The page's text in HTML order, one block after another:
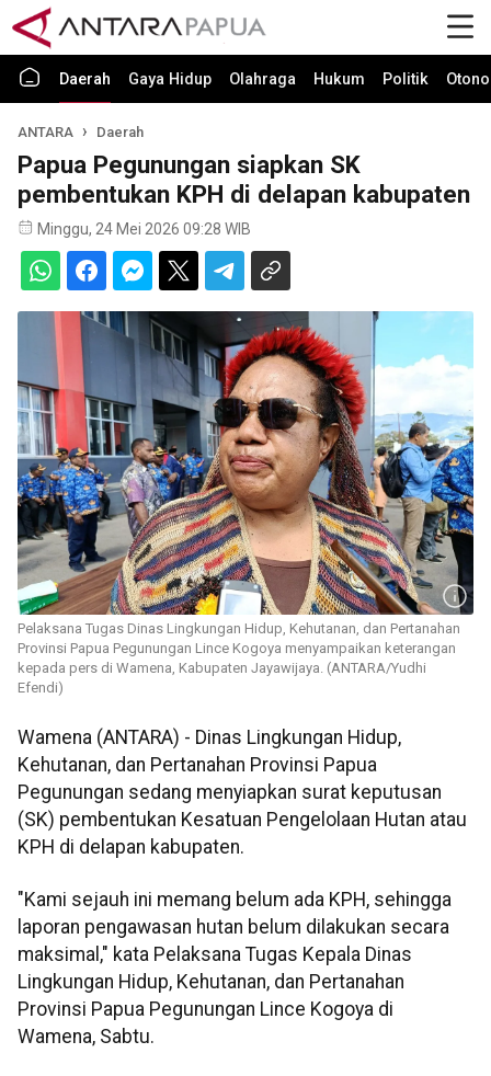
Daerah Gaya Hidup Olahraga Hukum Politik
ANTARA Daerah
Papua Pegunungan siapkan SK
pembentukan KPH di delapan kabupaten
Minggu, 24 Mei 2026 09:28 WIB
Pelaksana Tugas Dinas Lingkungan Hidup, Kehutanan, dan Pertanahan
Provinsi Papua Pegunungan Lince Kogoya menyampaikan keterangan
kepada pers di Wamena, Kabupaten Jayawijaya. (ANTARA/Yudhi
Efendi)
Wamena (ANTARA) - Dinas Lingkungan Hidup,
Kehutanan, dan Pertanahan Provinsi Papua
Pegunungan sedang menyiapkan surat keputusan
(SK) pembentukan Kesatuan Pengelolaan Hutan atau
KPH di delapan kabupaten.
"Kami sejauh ini memang belum ada KPH, sehingga
laporan pengawasan hutan belum dilakukan secara
maksimal," kata Pelaksana Tugas Kepala Dinas
Lingkungan Hidup, Kehutanan, dan Pertanahan
Provinsi Papua Pegunungan Lince Kogoya di
Wamena, Sabtu.